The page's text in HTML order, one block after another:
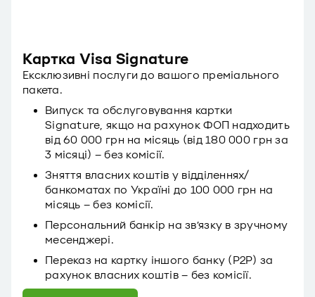
Картка Visa Signature
Ексклюзивні послуги до вашого преміального
пакета.
Випуск та обслуговування картки
Signature, якщо на рахунок ФОП надходить
від 60 000 грн на місяць (від180 000 грн за
3 місяці) – без комісії.
Зняття власних коштів у відділеннях/
банкоматах по Україні до 100 000 грн на
місяць – без комісії.
Персональний банкір на зв’язку в зручному
месенджері.
Переказ на картку іншого банку (P2P) за
рахунок власних коштів – без комісії.